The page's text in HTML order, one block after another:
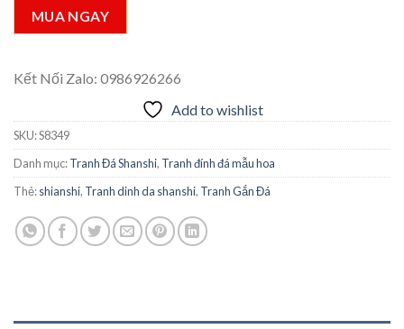
MUA NGAY
Kết Nối Zalo: 0986926266
Add to wishlist
SKU:S8349
Danh mục:Tranh Đá Shanshi, Tranh đính đá mẫu hoa
Thẻ:shianshi, Tranh dinh da shanshi, Tranh Gắn Đá